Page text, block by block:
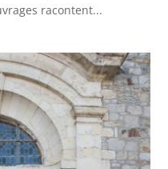
racontent...